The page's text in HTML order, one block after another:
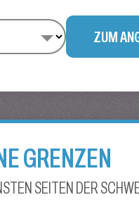
ZUM
GRENZEN
SEITEN DER